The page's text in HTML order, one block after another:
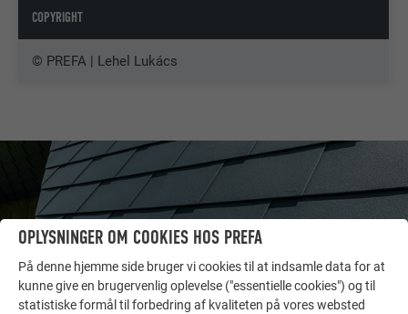
COPYRIGHT
© PREFA | Lehel Lukács
OPLYSNINGER OM COOKIES HOS PREFA
På denne hjemme side bruger vi cookies til at indsamle data for at
kunne give en brugervenlig oplevelse ("essentielle cookies") og til
statistiske formål til forbedring af kvaliteten på vores websted